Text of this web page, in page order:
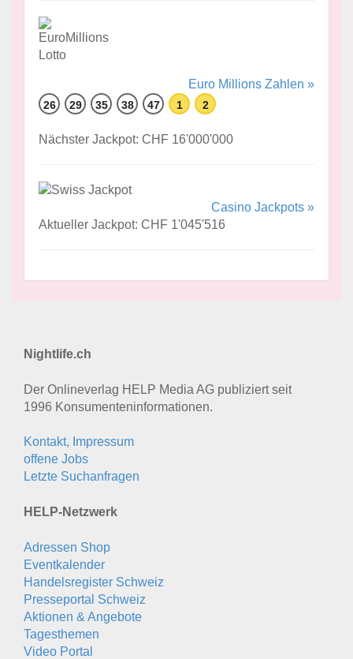
Euro Millions Zahlen »
26 29 35 38 47 1 2
Nächster Jackpot: CHF 16'000'000
Casino Jackpots »
Aktueller Jackpot: CHF 1'045'516
Nightlife.ch
Der Onlineverlag HELP Media AG publiziert seit
1996 Konsumenten­informationen.
Kontakt, Impressum
offene Jobs
Letzte Suchanfragen
HELP-Netzwerk
Adressen Shop
Eventkalender
Handelsregister Schweiz
Presseportal Schweiz
Aktionen & Angebote
Tagesthemen
Video Portal